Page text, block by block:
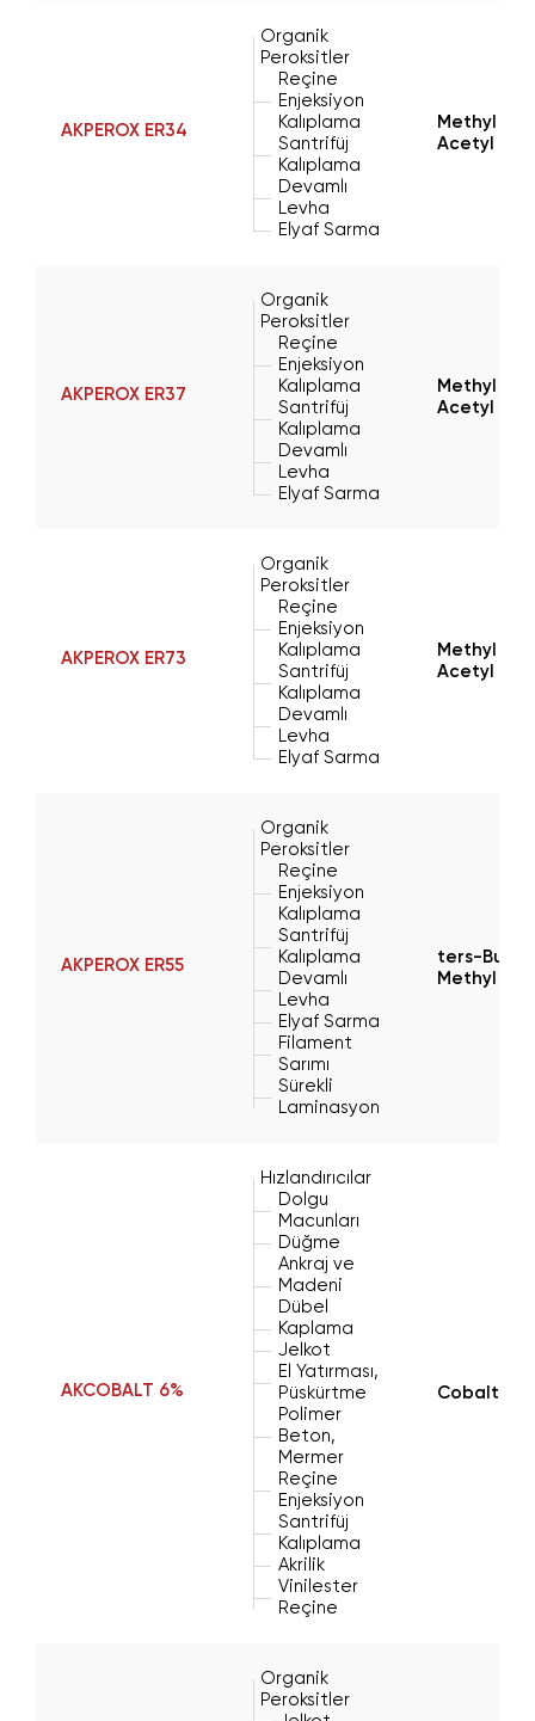
AKPEROX ER34
Organik
Peroksitler
Reçine
Enjeksiyon
Kalıplama
Santrifüj
Kalıplama
Devamlı
Levha
Elyaf Sarma
Methyl
Acetyl
AKPEROX ER37
Organik
Peroksitler
Reçine
Enjeksiyon
Kalıplama
Santrifüj
Kalıplama
Devamlı
Levha
Elyaf Sarma
Methyl
Acetyl
AKPEROX ER73
Organik
Peroksitler
Reçine
Enjeksiyon
Kalıplama
Santrifüj
Kalıplama
Devamlı
Levha
Elyaf Sarma
Methyl
Acetyl
AKPEROX ER55
Organik
Peroksitler
Reçine
Enjeksiyon
Kalıplama
Santrifüj
Kalıplama
Devamlı
Levha
Elyaf Sarma
Filament
Sarımı
Sürekli
Laminasyon
ters-Butyl
Methyl
AKCOBALT 6%
Hızlandırıcılar
Dolgu
Macunları
Düğme
Ankraj ve
Madeni
Dübel
Kaplama
Jelkot
El Yatırması,
Püskürtme
Polimer
Beton,
Mermer
Reçine
Enjeksiyon
Santrifüj
Kalıplama
Akrilik
Vinilester
Reçine
Cobalt(II)
Organik
Peroksitler